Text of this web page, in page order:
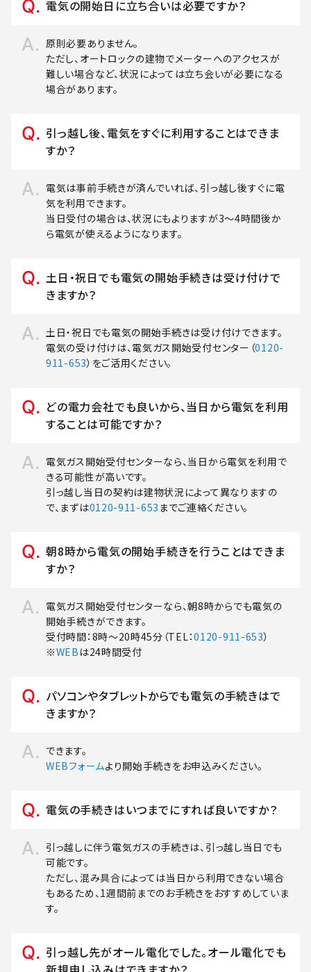
電気の開始日に立ち合いは必要ですか？
原則必要ありません。
ただし、オートロックの建物でメーターへのアクセスが
難しい場合など、状況によっては立ち会いが必要になる
場合があります。
引っ越し後、電気をすぐに利用することはできま
すか？
電気は事前手続きが済んでいれば、引っ越し後すぐに電
気を利用できます。
当日受付の場合は、状況にもよりますが3～4時間後か
ら電気が使えるようになります。
土日・祝日でも電気の開始手続きは受け付けで
きますか？
土日・祝日でも電気の開始手続きは受け付けできます。
電気の受け付けは、電気ガス開始受付センター（0120-
911-653）をご活用ください。
どの電力会社でも良いから、当日から電気を利用
することは可能ですか？
電気ガス開始受付センターなら、当日から電気を利用で
きる可能性が高いです。
引っ越し当日の契約は建物状況によって異なりますの
で、まずは0120-911-653 までご連絡ください。
朝8時から電気の開始手続きを行うことはできま
すか？
電気ガス開始受付センターなら、朝8時からでも電気の
開始手続きができます。
受付時間：8時～20時45分（TEL：0120-911-653）
※WEB は24時間受付
パソコンやタブレットからでも電気の手続きはで
きますか？
できます。
WEBフォームより開始手続きをお申込みください。
電気の手続きはいつまでにすれば良いですか？
引っ越しに伴う電気ガスの手続きは、引っ越し当日でも
可能です。
ただし、混み具合によっては当日から利用できない場合
もあるため、1週間前までのお手続きをおすすめしていま
す。
引っ越し先がオール電化でした。オール電化でも